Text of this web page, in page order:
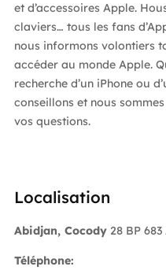
et d’accessoires Apple.
claviers… tous les fans
nous informons volontiers
accéder au monde Apple.
recherche d’un iPhone ou
conseillons et nous
vos questions.
Localisation
Abidjan, Cocody28 BP
Téléphone: